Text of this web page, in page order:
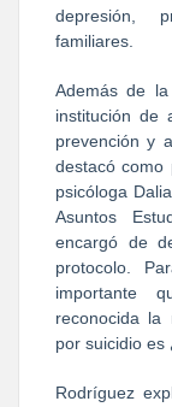
depresión,
familiares.
Además de
institución de
prevención y
destacó como
psicóloga
Asuntos
encargó de
protocolo.
importante
reconocida la
por suicidio es
Rodríguez